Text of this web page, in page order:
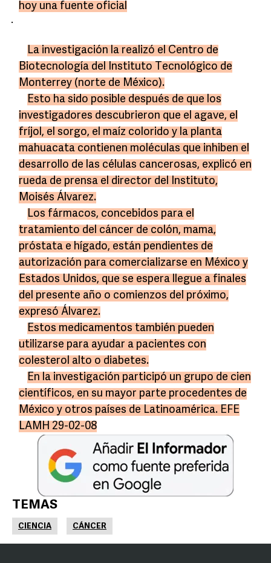
hoy una fuente oficial
.
La investigación la realizó el Centro de
Biotecnología del Instituto Tecnológico de
Monterrey (norte de México).
Esto ha sido posible después de que los
investigadores descubrieron que el agave, el
fríjol, el sorgo, el maíz colorido y la planta
mahuacata contienen moléculas que inhiben el
desarrollo de las células cancerosas, explicó en
rueda de prensa el director del Instituto,
Moisés Álvarez.
Los fármacos, concebidos para el
tratamiento del cáncer de colón, mama,
próstata e hígado, están pendientes de
autorización para comercializarse en México y
Estados Unidos, que se espera llegue a finales
del presente año o comienzos del próximo,
expresó Álvarez.
Estos medicamentos también pueden
utilizarse para ayudar a pacientes con
colesterol alto o diabetes.
En la investigación participó un grupo de cien
científicos, en su mayor parte procedentes de
México y otros países de Latinoamérica. EFE
LAMH 29-02-08
TEMAS
CIENCIA CÁNCER